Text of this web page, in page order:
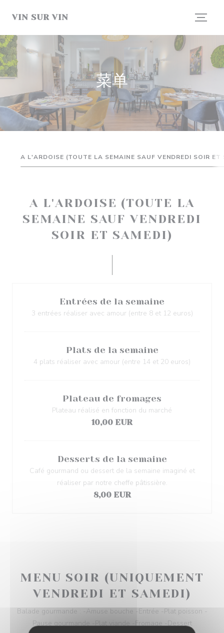
VIN SUR VIN
菜单
A L'ARDOISE (TOUTE LA SEMAINE SAUF VENDREDI SOIR ET
A L'ARDOISE (TOUTE LA
SEMAINE SAUF VENDREDI
SOIR ET SAMEDI)
Entrées de la semaine
3 entrées réaliser avec amour (entre 8 et 12 euros)
Plats de la semaine
4 plats réaliser avec amour (entre 14 et 20 euros)
Plateau de fromages
Plateau réalisé en fonction du marché
10,00 EUR
Desserts de la semaine
Café gourmand ou dessert de la semaine imaginé et
réaliser par notre cheffe pâtissière.
8,00 EUR
MENU SOIR (UNIQUEMENT
VENDREDI ET SAMEDI)
Balade gourmande : -Amuse bouche -Entrée -Plat poisson -
Pause gourmande -Plat viande -Fromage -Dessert